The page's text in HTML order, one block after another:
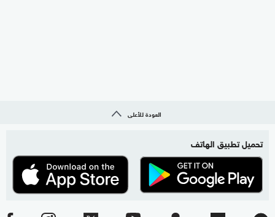
العودة للأعلى
تحميل تطبيق الهاتف